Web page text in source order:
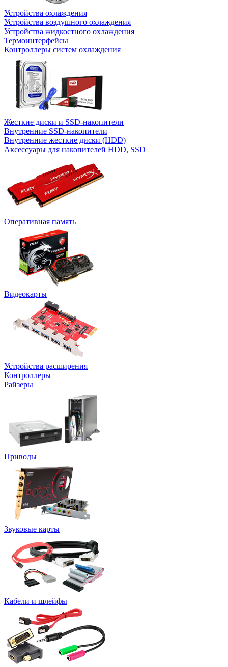
Устройства охлаждения
Устройства воздушного охлаждения
Устройства жидкостного охлаждения
Термоинтерфейсы
Контроллеры систем охлаждения
Жесткие диски и SSD-накопители
Внутренние SSD-накопители
Внутренние жесткие диски (HDD)
Аксессуары для накопителей HDD, SSD
Оперативная память
Видеокарты
Устройства расширения
Контроллеры
Райзеры
Приводы
Звуковые карты
Кабели и шлейфы